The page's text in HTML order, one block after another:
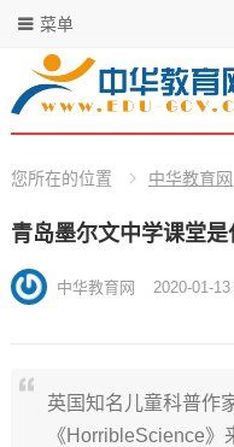
菜单
您所在的位置 中华教育网
青岛墨尔文中学课堂是
中华教育网 2020-01-
英国知名儿童科普作
《HorribleScience